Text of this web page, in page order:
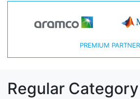
PREMIUM PARTNER
Regular